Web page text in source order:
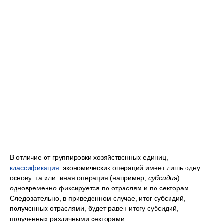
В отличие от группировки хозяйственных единиц,
классификация экономических операций имеет лишь одну
основу: та или иная операция (например, субсидия)
одновременно фиксируется по отраслям и по секторам.
Следовательно, в приведенном случае, итог субсидий,
полученных отраслями, будет равен итогу субсидий,
полученных различными секторами.